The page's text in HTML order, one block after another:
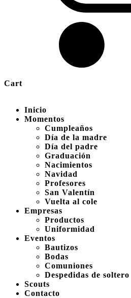
Cart
Inicio
Momentos
Cumpleaños
Día de la madre
Día del padre
Graduación
Nacimientos
Navidad
Profesores
San Valentín
Vuelta al cole
Empresas
Productos
Uniformidad
Eventos
Bautizos
Bodas
Comuniones
Despedidas de soltero
Scouts
Contacto